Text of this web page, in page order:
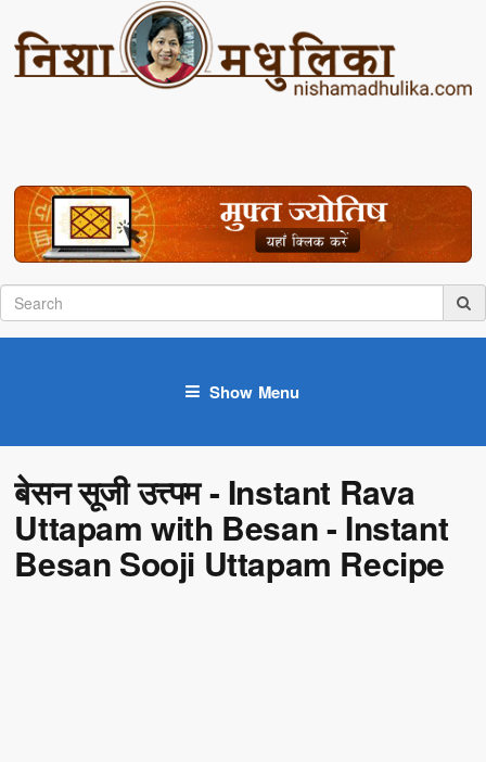
Show Menu
बेसन सूजी उत्त्पम - Instant Rava
Uttapam with Besan - Instant
Besan Sooji Uttapam Recipe